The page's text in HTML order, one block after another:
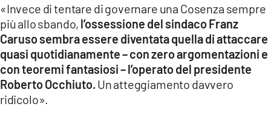
LACONAIR.IT
LACITYMAG.IT
ILREGGINO.IT
COSENZACHANNEL.IT
«Invece di tentare di governare una Cosenza sempre
più allo sbando, l’ossessione del sindaco Franz
Caruso sembra essere diventata quella di attaccare
quasi quotidianamente – con zero argomentazioni e
con teoremi fantasiosi – l’operato del presidente
Roberto Occhiuto. Un atteggiamento davvero
ridicolo».